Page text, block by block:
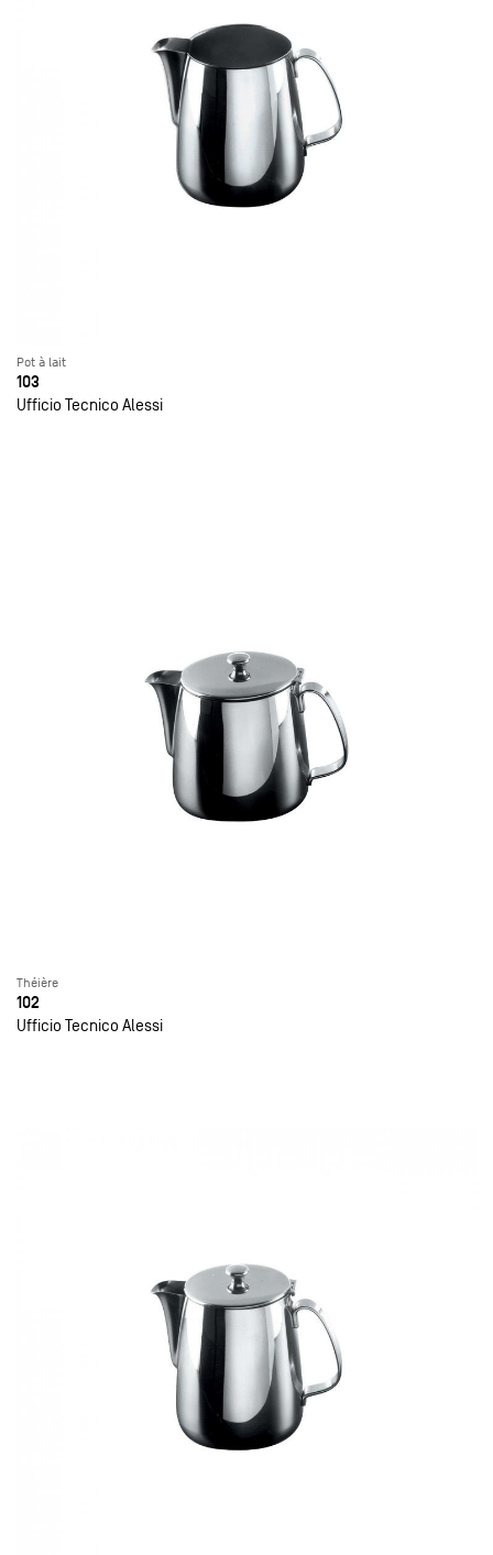
Pot à lait
103
Ufficio Tecnico Alessi
Théière
102
Ufficio Tecnico Alessi